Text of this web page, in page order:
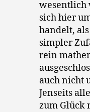
wesentlich
sich hier
handelt,
simpler
rein
auch nicht
Jenseits
zum Glück